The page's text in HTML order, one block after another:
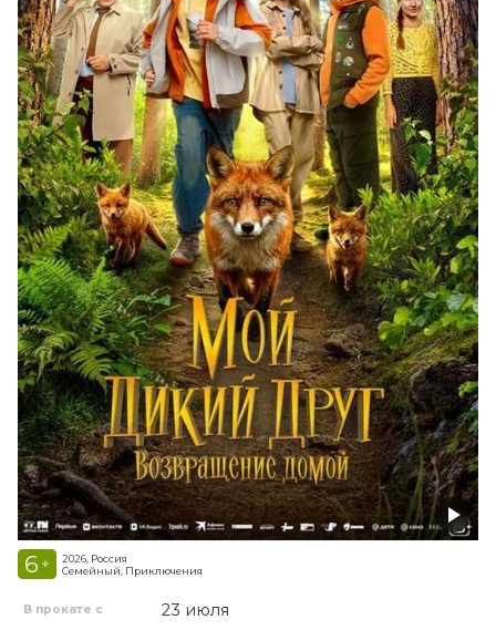
6 +
2026, Россия
Семейный, Приключения
В прокате с 23 июля